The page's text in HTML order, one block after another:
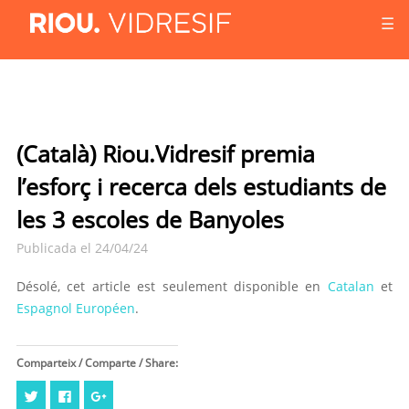
☰
(Català) Riou.Vidresif premia
l’esforç i recerca dels estudiants de
les 3 escoles de Banyoles
Publicada el 24/04/24
Désolé, cet article est seulement disponible en Catalan et
Espagnol Européen.
Comparteix / Comparte / Share:
Cliquez
pour
Cliquez
pour